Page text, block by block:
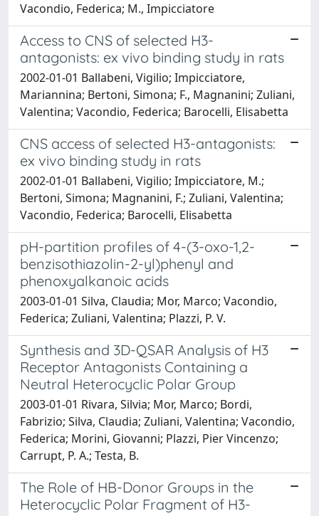
Vacondio, Federica; M., Impicciatore
Access to CNS of selected H3-
antagonists: ex vivo binding study in rats
2002-01-01 Ballabeni, Vigilio; Impicciatore,
Mariannina; Bertoni, Simona; F., Magnanini; Zuliani,
Valentina; Vacondio, Federica; Barocelli, Elisabetta
CNS access of selected H3-antagonists:
ex vivo binding study in rats
2002-01-01 Ballabeni, Vigilio; Impicciatore, M.;
Bertoni, Simona; Magnanini, F.; Zuliani, Valentina;
Vacondio, Federica; Barocelli, Elisabetta
pH-partition profiles of 4-(3-oxo-1,2-
benzisothiazolin-2-yl)phenyl and
phenoxyalkanoic acids
2003-01-01 Silva, Claudia; Mor, Marco; Vacondio,
Federica; Zuliani, Valentina; Plazzi, P. V.
Synthesis and 3D-QSAR Analysis of H3
Receptor Antagonists Containing a
Neutral Heterocyclic Polar Group
2003-01-01 Rivara, Silvia; Mor, Marco; Bordi,
Fabrizio; Silva, Claudia; Zuliani, Valentina; Vacondio,
Federica; Morini, Giovanni; Plazzi, Pier Vincenzo;
Carrupt, P. A.; Testa, B.
The Role of HB-Donor Groups in the
Heterocyclic Polar Fragment of H3-